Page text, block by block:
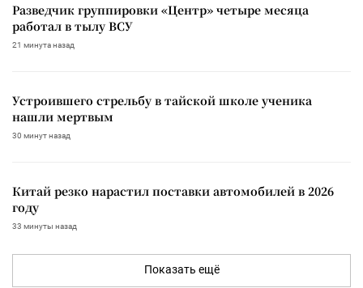
Разведчик группировки «Центр» четыре месяца
работал в тылу ВСУ
21 минута назад
Устроившего стрельбу в тайской школе ученика
нашли мертвым
30 минут назад
Китай резко нарастил поставки автомобилей в 2026
году
33 минуты назад
Показать ещё